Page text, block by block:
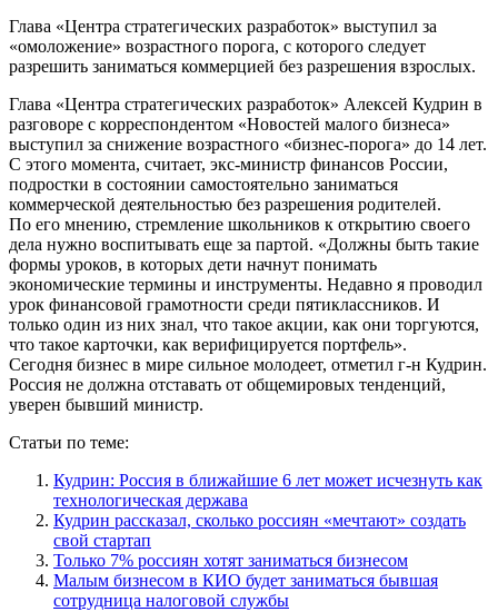
Глава «Центра стратегических разработок» выступил за
«омоложение» возрастного порога, с которого следует
разрешить заниматься коммерцией без разрешения взрослых.
Глава «Центра стратегических разработок» Алексей Кудрин в
разговоре с корреспондентом «Новостей малого бизнеса»
выступил за снижение возрастного «бизнес-порога» до 14 лет.
С этого момента, считает, экс-министр финансов России,
подростки в состоянии самостоятельно заниматься
коммерческой деятельностью без разрешения родителей.
По его мнению, стремление школьников к открытию своего
дела нужно воспитывать еще за партой. «Должны быть такие
формы уроков, в которых дети начнут понимать
экономические термины и инструменты. Недавно я проводил
урок финансовой грамотности среди пятиклассников. И
только один из них знал, что такое акции, как они торгуются,
что такое карточки, как верифицируется портфель».
Сегодня бизнес в мире сильное молодеет, отметил г-н Кудрин.
Россия не должна отставать от общемировых тенденций,
уверен бывший министр.
Статьи по теме:
Кудрин: Россия в ближайшие 6 лет может исчезнуть как
технологическая держава
Кудрин рассказал, сколько россиян «мечтают» создать
свой стартап
Только 7% россиян хотят заниматься бизнесом
Малым бизнесом в КИО будет заниматься бывшая
сотрудница налоговой службы